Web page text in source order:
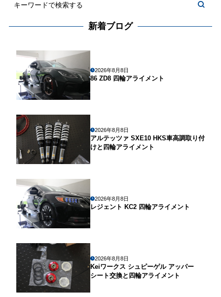
新着ブログ
2026年8月8日
86 ZD8 四輪アライメント
2026年8月8日
アルテッツァ SXE10 HKS車高調取り付
けと四輪アライメント
2026年8月8日
レジェント KC2 四輪アライメント
2026年8月8日
Keiワークス シュピーゲル アッパー
シート交換と四輪アライメント